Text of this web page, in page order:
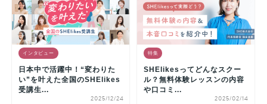
インタビュー
日本中で活躍中！“変わりた
い”を叶えた全国のSHElikes
受講生...
2025/12/24
特集
SHElikesってどんなスクー
ル？無料体験レッスンの内容
や口コミ...
2025/02/14